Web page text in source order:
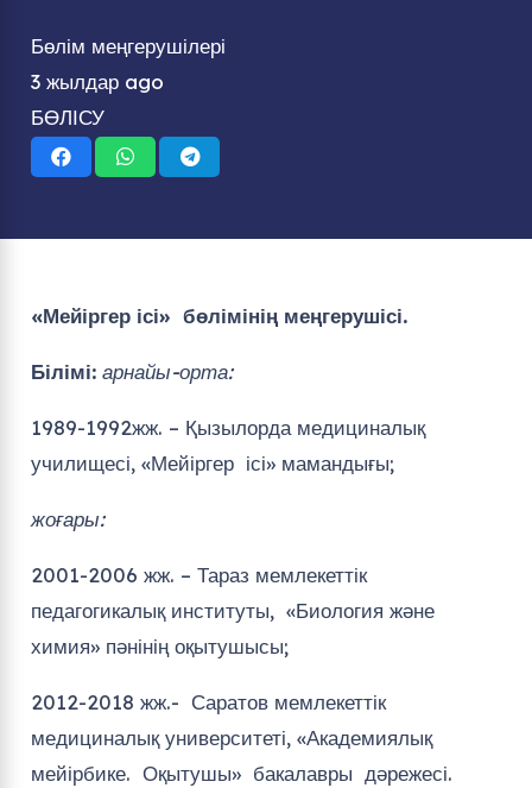
Бөлім меңгерушілері
3 жылдар ago
БӨЛІСУ
«Мейіргер ісі» бөлімінің меңгерушісі.
Білімі: арнайы-орта:
1989-1992жж. – Қызылорда медициналық
училищесі, «Мейіргер ісі» мамандығы;
жоғары:
2001-2006 жж. – Тараз мемлекеттік
педагогикалық институты, «Биология және
химия» пәнінің оқытушысы;
2012-2018 жж.- Саратов мемлекеттік
медициналық университеті, «Академиялық
мейірбике. Оқытушы» бакалавры дәрежесі.